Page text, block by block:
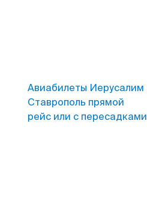
Авиабилеты Иерусалим
Ставрополь прямой
рейс или с пересадками